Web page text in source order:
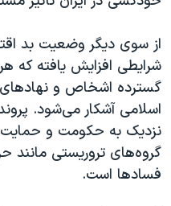
از سوی دیگر وضعیت بد
شرایطی افزایش یافته که هر
گسترده اشخاص و
اسلامی آشکار می‌شود.
نزدیک به حکومت و حمایت
گروه‌های تروریستی مانند
فسادها است.